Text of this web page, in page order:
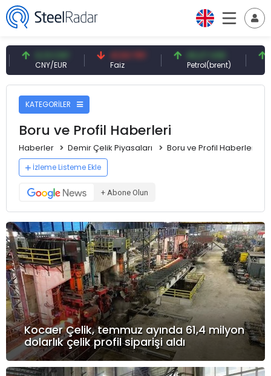
Faiz
83,27 USD
Petrol(brent) Bakır(lb)
KATEGORİLER
Boru ve Profil Haberleri
Haberler Demir Çelik Piyasaları Boru ve Profil Haberleri
İzleme Listeme Ekle
+ Abone Olun
Kocaer Çelik, temmuz ayında 61,4 milyon
dolarlık çelik profil siparişi aldı